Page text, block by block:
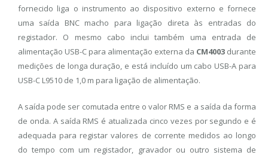
fornecido liga o instrumento ao dispositivo externo e fornece
uma saída BNC macho para ligação direta às entradas do
registador. O mesmo cabo inclui também uma entrada de
alimentação USB-C para alimentação externa da CM4003 durante
medições de longa duração, e está incluído um cabo USB-A para
USB-C L9510 de 1,0 m para ligação de alimentação.
A saída pode ser comutada entre o valor RMS e a saída da forma
de onda. A saída RMS é atualizada cinco vezes por segundo e é
adequada para registar valores de corrente medidos ao longo
do tempo com um registador, gravador ou outro sistema de